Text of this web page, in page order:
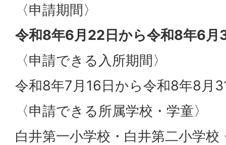
〈申請期間〉
令和8年6月22日から令和8年6月
〈申請できる入所期間〉
令和8年7月16日から令和8年8月
〈申請できる所属学校・学童〉
白井第一小学校・白井第二小学